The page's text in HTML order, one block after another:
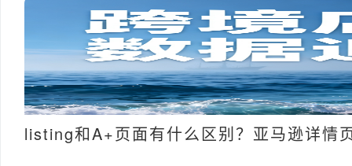
listing和A+页面有什么区别？亚马逊详情